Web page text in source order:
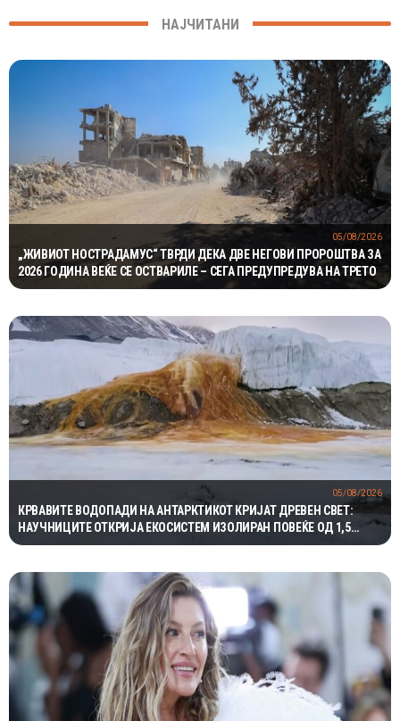
НАЈЧИТАНИ
„ЖИВИОТ НОСТРАДАМУС“ ТВРДИ ДЕКА ДВЕ НЕГОВИ ПРОРОШТВА ЗА
2026 ГОДИНА ВЕЌЕ СЕ ОСТВАРИЛЕ – СЕГА ПРЕДУПРЕДУВА НА ТРЕТО
05/08/2026
КРВАВИТЕ ВОДОПАДИ НА АНТАРКТИКОТ КРИЈАТ ДРЕВЕН СВЕТ:
НАУЧНИЦИТЕ ОТКРИЈА ЕКОСИСТЕМ ИЗОЛИРАН ПОВЕЌЕ ОД 1,5
МИЛИОНИ ГОДИНИ
05/08/2026